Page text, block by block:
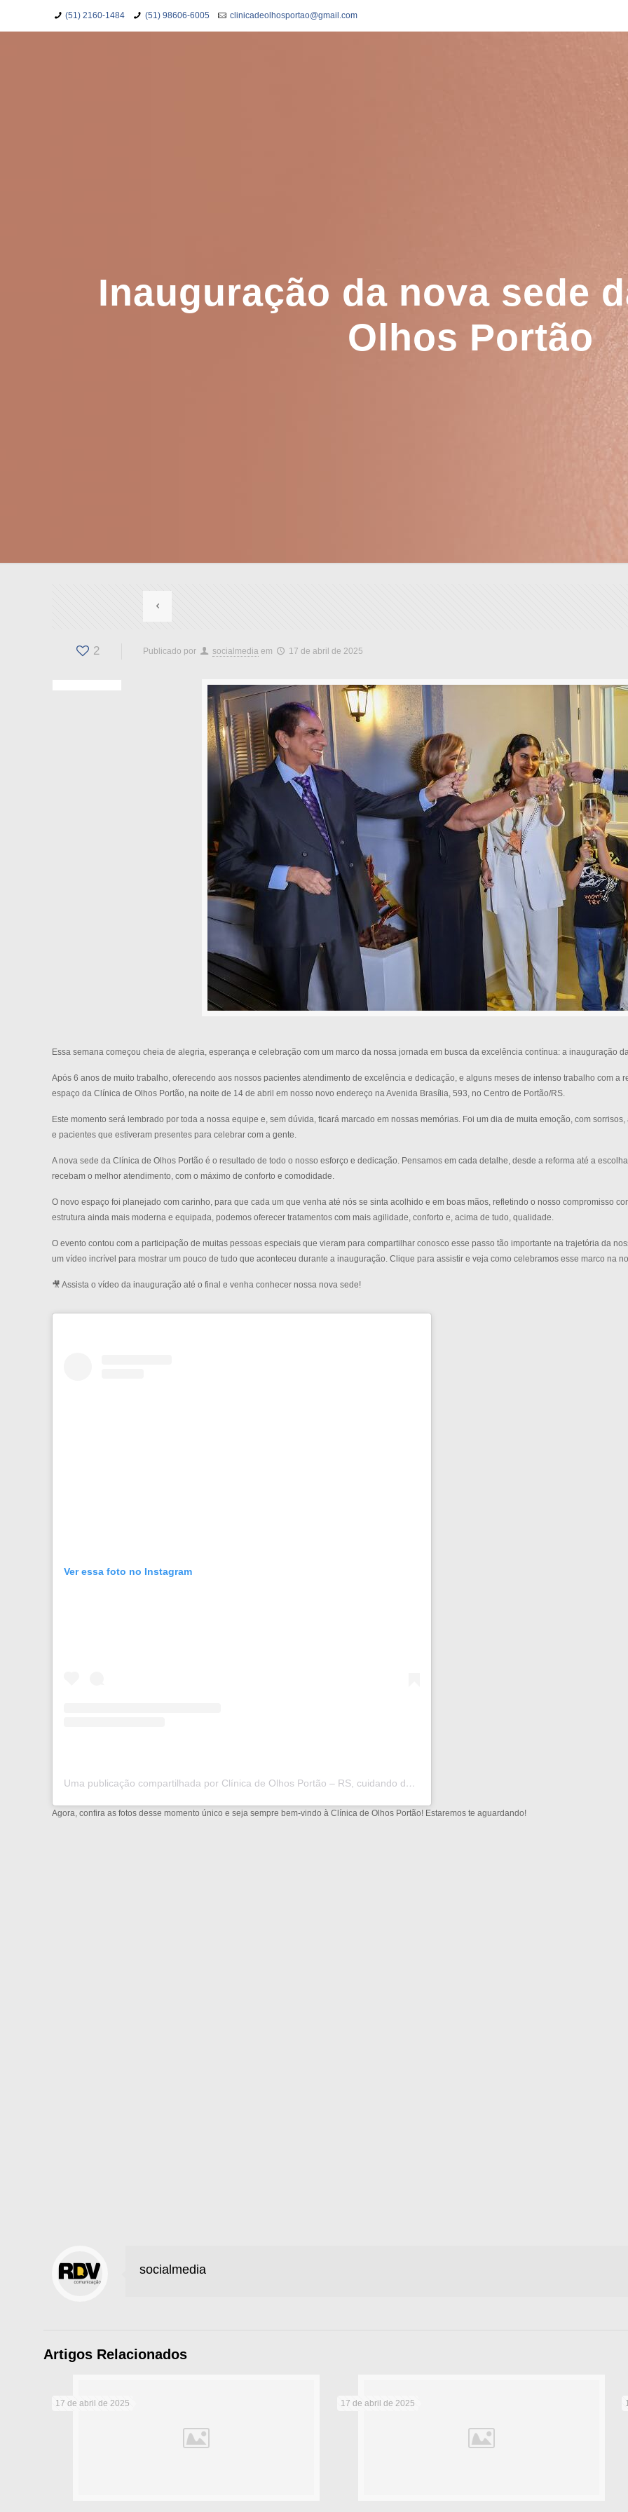
(51) 2160-1484 (51) 98606-6005 clinicadeolhosportao@gmail.com
Inauguração da nova sede
Olhos Portão
2 Publicado por socialmedia em 17 de abril de 2025
Essa semana começou cheia de alegria, esperança e celebração com um marco da nossa jornada em busca da excelência contínua: a inauguração
Após 6 anos de muito trabalho, oferecendo aos nossos pacientes atendimento de excelência e dedicação, e alguns meses de intenso trabalho com a
espaço da Clínica de Olhos Portão, na noite de 14 de abril em nosso novo endereço na Avenida Brasília, 593, no Centro de Portão/RS.
Este momento será lembrado por toda a nossa equipe e, sem dúvida, ficará marcado em nossas memórias. Foi um dia de muita emoção, com
e pacientes que estiveram presentes para celebrar com a gente.
A nova sede da Clínica de Olhos Portão é o resultado de todo o nosso esforço e dedicação. Pensamos em cada detalhe, desde a reforma até a
recebam o melhor atendimento, com o máximo de conforto e comodidade.
O novo espaço foi planejado com carinho, para que cada um que venha até nós se sinta acolhido e em boas mãos, refletindo o nosso compromisso
estrutura ainda mais moderna e equipada, podemos oferecer tratamentos com mais agilidade, conforto e, acima de tudo, qualidade.
O evento contou com a participação de muitas pessoas especiais que vieram para compartilhar conosco esse passo tão importante na trajetória da
um vídeo incrível para mostrar um pouco de tudo que aconteceu durante a inauguração. Clique para assistir e veja como celebramos esse marco na
🎥 Assista o vídeo da inauguração até o final e venha conhecer nossa nova sede!
Ver essa foto no Instagram
Uma publicação compartilhada por Clínica de Olhos Portão – RS, cuidando da sua saúde ocular (@oftalmologiaportao)
Agora, confira as fotos desse momento único e seja sempre bem-vindo à Clínica de Olhos Portão! Estaremos te aguardando!
socialmedia
Artigos Relacionados
17 de abril de 2025 17 de abril de 2025